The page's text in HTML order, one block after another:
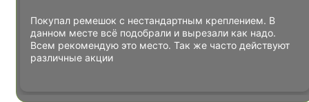
Покупал ремешок с нестандартным креплением. В
данном месте всё подобрали и вырезали как надо.
Всем рекомендую это место. Так же часто действуют
различные акции